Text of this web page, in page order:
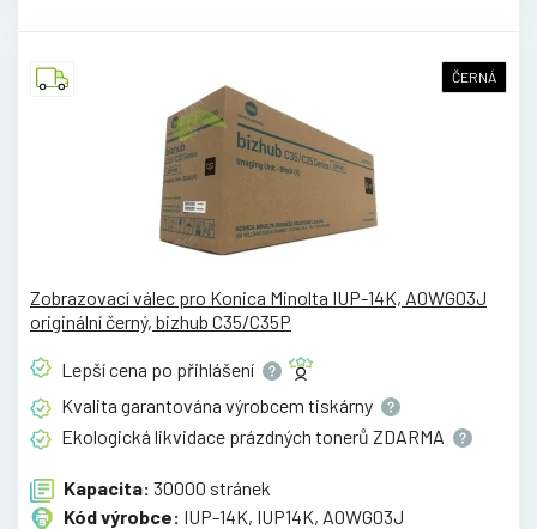
ČERNÁ
Zobrazovací válec pro Konica Minolta IUP-14K, A0WG03J
originální černý, bizhub C35/C35P
Lepší cena po přihlášení
Kvalita garantována výrobcem tiskárny
Ekologická likvidace prázdných tonerů ZDARMA
Kapacita: 30000 stránek
Kód výrobce: IUP-14K, IUP14K, A0WG03J